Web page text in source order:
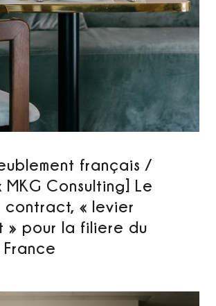
français /
MKG Consulting] Le
contract, « levier
» pour la filiere du